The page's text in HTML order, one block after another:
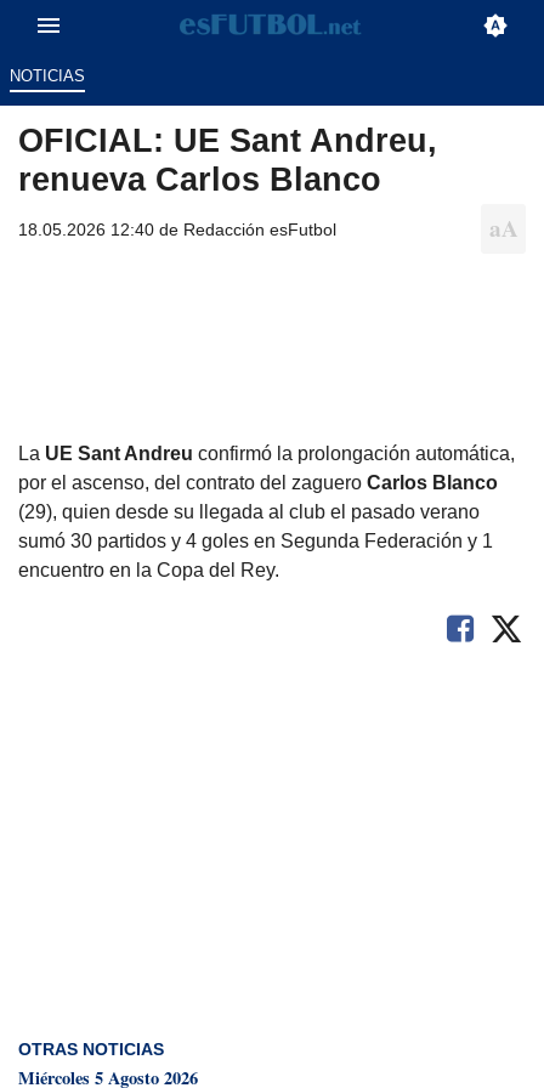
NOTICIAS
OFICIAL: UE Sant Andreu,
renueva Carlos Blanco
18.05.2026 12:40 de Redacción esFutbol
La UE Sant Andreu confirmó la prolongación automática,
por el ascenso, del contrato del zaguero Carlos Blanco
(29), quien desde su llegada al club el pasado verano
sumó 30 partidos y 4 goles en Segunda Federación y 1
encuentro en la Copa del Rey.
OTRAS NOTICIAS
Miércoles 5 Agosto 2026